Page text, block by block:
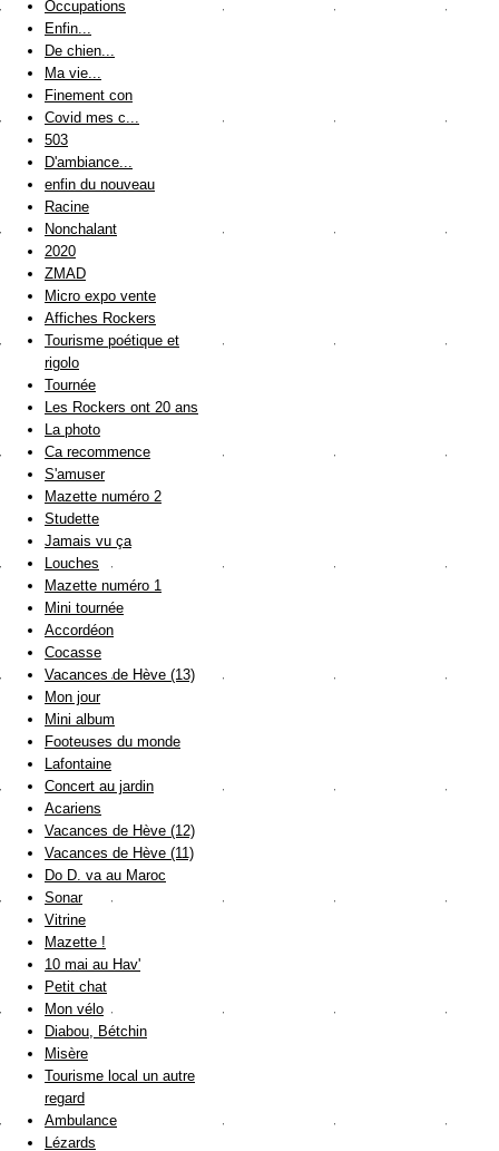
Occupations
Enfin...
De chien...
Ma vie...
Finement con
Covid mes c...
503
D'ambiance...
enfin du nouveau
Racine
Nonchalant
2020
ZMAD
Micro expo vente
Affiches Rockers
Tourisme poétique et
rigolo
Tournée
Les Rockers ont 20 ans
La photo
Ca recommence
S'amuser
Mazette numéro 2
Studette
Jamais vu ça
Louches
Mazette numéro 1
Mini tournée
Accordéon
Cocasse
Vacances de Hève (13)
Mon jour
Mini album
Footeuses du monde
Lafontaine
Concert au jardin
Acariens
Vacances de Hève (12)
Vacances de Hève (11)
Do D. va au Maroc
Sonar
Vitrine
Mazette !
10 mai au Hav'
Petit chat
Mon vélo
Diabou, Bétchin
Misère
Tourisme local un autre
regard
Ambulance
Lézards